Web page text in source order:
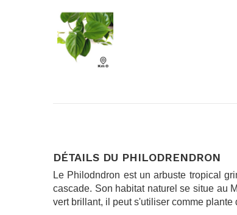
DÉTAILS DU PHILODRENDRON
Le Philodndron est un arbuste tropical
cascade. Son habitat naturel se situe au
vert brillant, il peut s'utiliser comme